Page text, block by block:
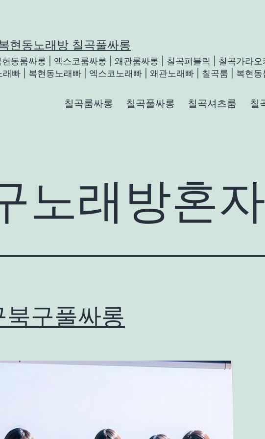
현동노래방 칠곡풀싸롱
동룸싸롱 | 엑스코룸싸롱 | 왜관룸싸롱 | 칠곡퍼블릭 | 칠곡가라
빠 | 복현동노래빠 | 엑스코노래빠 | 왜관노래빠 | 칠곡룸 | 복현
칠곡룸싸롱 칠곡풀싸롱 칠곡셔츠룸 칠
노래방혼
북구풀싸롱